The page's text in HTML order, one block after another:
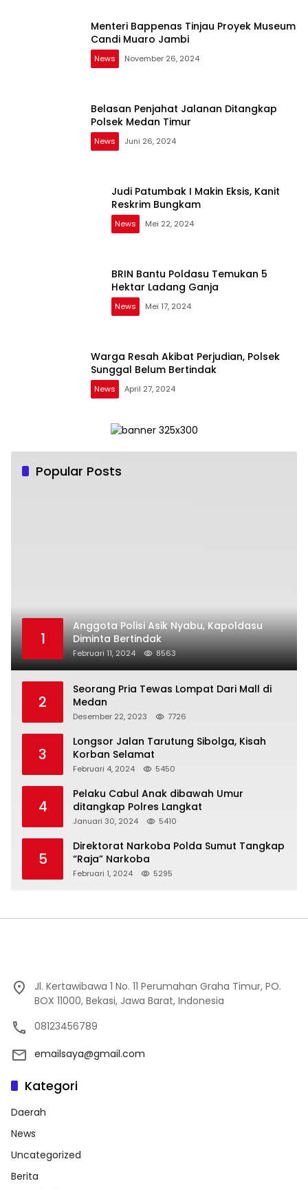
Menteri Bappenas Tinjau Proyek Museum
Candi Muaro Jambi
News November 26, 2024
Belasan Penjahat Jalanan Ditangkap
Polsek Medan Timur
News Juni 26, 2024
Judi Patumbak I Makin Eksis, Kanit
Reskrim Bungkam
News Mei 22, 2024
BRIN Bantu Poldasu Temukan 5
Hektar Ladang Ganja
News Mei 17, 2024
Warga Resah Akibat Perjudian, Polsek
Sunggal Belum Bertindak
News April 27, 2024
Popular Posts
1
Anggota Polisi Asik Nyabu, Kapoldasu
Diminta Bertindak
Februari 11, 2024 8563
2
Seorang Pria Tewas Lompat Dari Mall di
Medan
Desember 22, 2023 7726
3
Longsor Jalan Tarutung Sibolga, Kisah
Korban Selamat
Februari 4, 2024 5450
4
Pelaku Cabul Anak dibawah Umur
ditangkap Polres Langkat
Januari 30, 2024 5410
5
Direktorat Narkoba Polda Sumut Tangkap
“Raja” Narkoba
Februari 1, 2024 5295
Jl. Kertawibawa 1 No. 11 Perumahan Graha Timur, PO.
BOX 11000, Bekasi, Jawa Barat, Indonesia
08123456789
emailsaya@gmail.com
Kategori
Daerah
News
Uncategorized
Berita